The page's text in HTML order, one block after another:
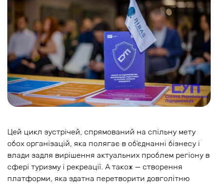
Цей цикл зустрічей, спрямований на спільну мету
обох організацій, яка полягає в об’єднанні бізнесу і
влади задля вирішення актуальних проблем регіону в
сфері туризму і рекреації. А також — створення
платформи, яка здатна перетворити довголітню